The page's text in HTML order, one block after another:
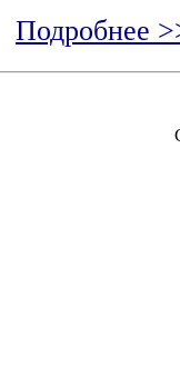
Подробнее